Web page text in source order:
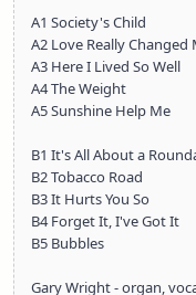
A1 Society's Child
A2 Love Really Changed
A3 Here I Lived So Well
A4 The Weight
A5 Sunshine Help Me
B1 It's All About a
B2 Tobacco Road
B3 It Hurts You So
B4 Forget It, I've Got It
B5 Bubbles
Gary Wright - organ,